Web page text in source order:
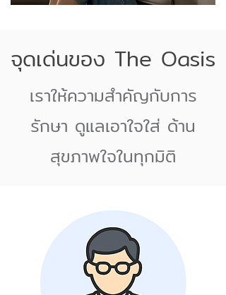
จุดเด่นของ The Oasis
เราให้ความสำคัญกับการ
รักษา ดูแลเอาใจใส่ ด้าน
สุขภาพใจในทุกมิติ